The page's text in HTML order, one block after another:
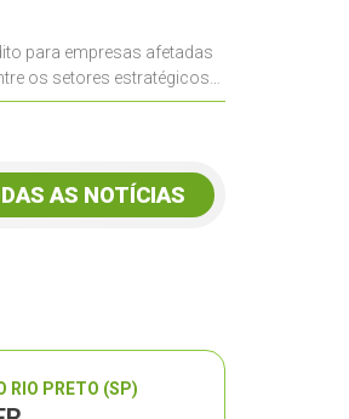
para empresas afetadas
os setores estratégicos
AS NOTÍCIAS
RIO PRETO (SP)